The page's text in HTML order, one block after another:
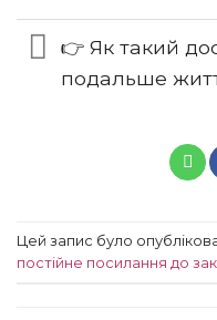
👉 Як такий
подальше
Цей запис було
постійне посилання до